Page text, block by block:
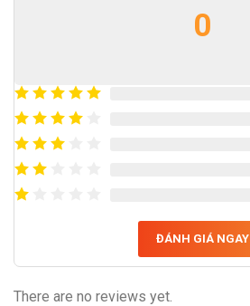
0
ĐÁNH GIÁ NGAY
There are no reviews yet.